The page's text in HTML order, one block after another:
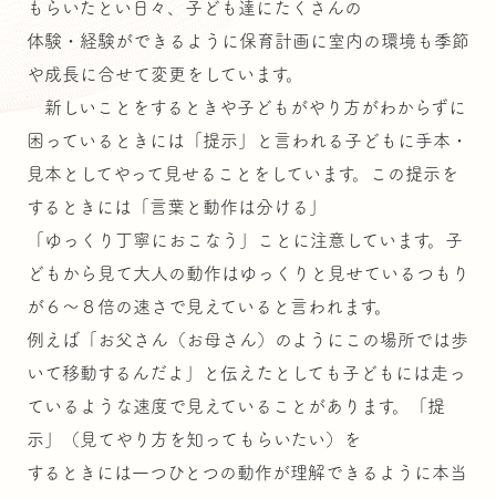
もらいたとい日々、子ども達にたくさんの
体験・経験ができるように保育計画に室内の環境も季節
や成長に合せて変更をしています。
新しいことをするときや子どもがやり方がわからずに
困っているときには「提示」と言われる子どもに手本・
見本としてやって見せることをしています。この提示を
するときには「言葉と動作は分ける」
「ゆっくり丁寧におこなう」ことに注意しています。子
どもから見て大人の動作はゆっくりと見せているつもり
が６～８倍の速さで見えていると言われます。
例えば「お父さん（お母さん）のようにこの場所では歩
いて移動するんだよ」と伝えたとしても子どもには走っ
ているような速度で見えていることがあります。「提
示」（見てやり方を知ってもらいたい）を
するときには一つひとつの動作が理解できるように本当